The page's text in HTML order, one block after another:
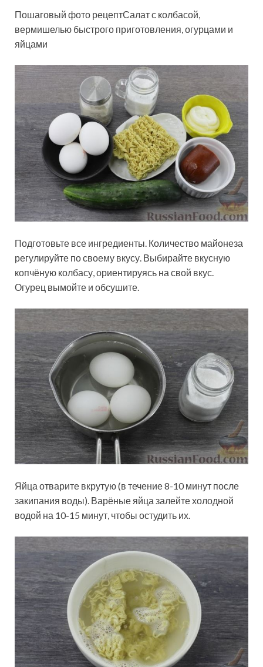
Пошаговый фото рецептСалат с колбасой,
вермишелью быстрого приготовления, огурцами и
яйцами
Подготовьте все ингредиенты. Количество майонеза
регулируйте по своему вкусу. Выбирайте вкусную
копчёную колбасу, ориентируясь на свой вкус.
Огурец вымойте и обсушите.
Яйца отварите вкрутую (в течение 8-10 минут после
закипания воды). Варёные яйца залейте холодной
водой на 10-15 минут, чтобы остудить их.